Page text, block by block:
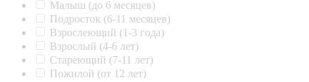
Малыш (до 6 месяцев)
Подросток (6-11 месяцев)
Взрослеющий (1-3 года)
Взрослый (4-6 лет)
Стареющий (7-11 лет)
Пожилой (от 12 лет)